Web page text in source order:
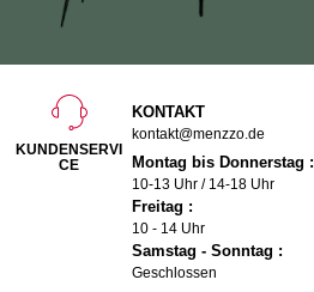
KUNDENSERVI
CE
KONTAKT
kontakt@menzzo.de
Montag bis Donnerstag :
10-13 Uhr / 14-18 Uhr
Freitag :
10 - 14 Uhr
Samstag - Sonntag :
Geschlossen